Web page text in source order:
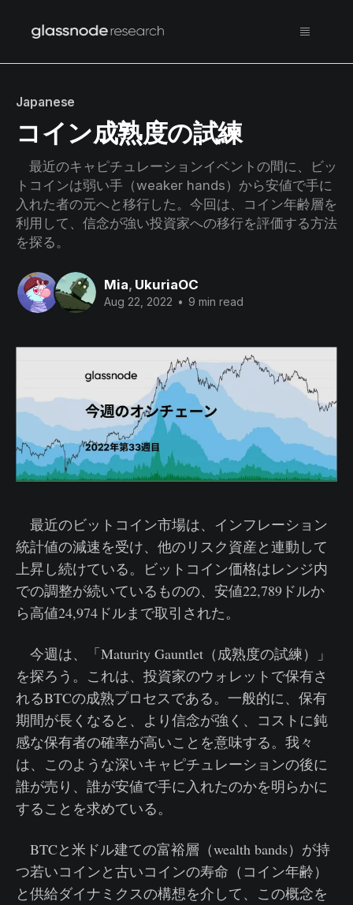
Japanese
コイン成熟度の試練
最近のキャピチュレーションイベントの間に、ビッ
トコインは弱い手（weaker hands）から安値で手に
入れた者の元へと移行した。今回は、コイン年齢層を
利用して、信念が強い投資家への移行を評価する方法
を探る。
Mia, UkuriaOC
Aug 22, 2022 • 9 min read
最近のビットコイン市場は、インフレーション
統計値の減速を受け、他のリスク資産と連動して
上昇し続けている。ビットコイン価格はレンジ内
での調整が続いているものの、安値22,789ドルか
ら高値24,974ドルまで取引された。
今週は、「Maturity Gauntlet（成熟度の試練）」
を探ろう。これは、投資家のウォレットで保有さ
れるBTCの成熟プロセスである。一般的に、保有
期間が長くなると、より信念が強く、コストに鈍
感な保有者の確率が高いことを意味する。我々
は、このような深いキャピチュレーションの後に
誰が売り、誰が安値で手に入れたのかを明らかに
することを求めている。
BTCと米ドル建ての富裕層（wealth bands）が持
つ若いコインと古いコインの寿命（コイン年齢）
と供給ダイナミクスの構想を介して、この概念を